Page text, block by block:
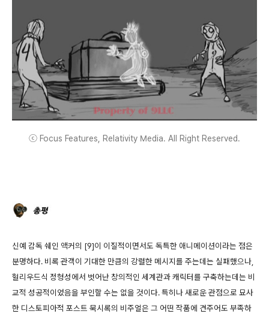
ⓒ Focus Features, Relativity Media. All Right Reserved.
신예 감독 쉐인 액커의 [9]이 이질적이면서도 독특한 애니메이션이라는 점은
분명하다. 비록 관객이 기대한 만큼의 강렬한 메시지를 주는데는 실패했으나,
헐리우드식 정형성에서 벗어난 창의적인 세계관과 캐릭터를 구축하는데는 비
교적 성공적이었음을 부인할 수는 없을 것이다. 특히나 새로운 관점으로 묘사
한 디스토피아적 포스트 묵시록의 비주얼은 그 어떤 작품에 견주어도 부족하